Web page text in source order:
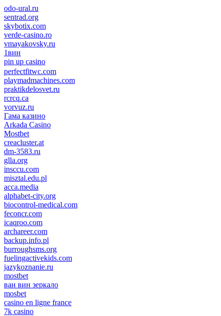
odo-ural.ru
sentrad.org
skybotix.com
verde-casino.ro
vmayakovsky.ru
1вин
pin up casino
пин ап
1win
perfectfitwc.com
playmadmachines.com
praktikdelosvet.ru
rcrcq.ca
vorvuz.ru
Гама казино
Arkada Casino
Mostbet
creacluster.at
dm-3583.ru
glla.org
insccu.com
misztal.edu.pl
acca.media
alphabet-city.org
biocontrol-medical.com
feconcr.com
icaqroo.com
archareer.com
backup.info.pl
burroughsms.org
fuelingactivekids.com
jazykoznanie.ru
mostbet
ван вин зеркало
mosbet
casino en ligne france
7k casino